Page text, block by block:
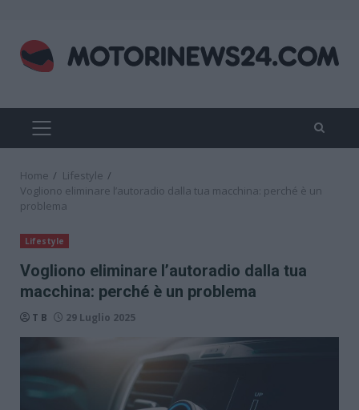
content
PRIMARY
MENU
Home
Lifestyle
Vogliono eliminare l’autoradio dalla tua macchina: perché è un
problema
Lifestyle
Vogliono eliminare l’autoradio dalla tua
macchina: perché è un problema
T B 29 Luglio 2025